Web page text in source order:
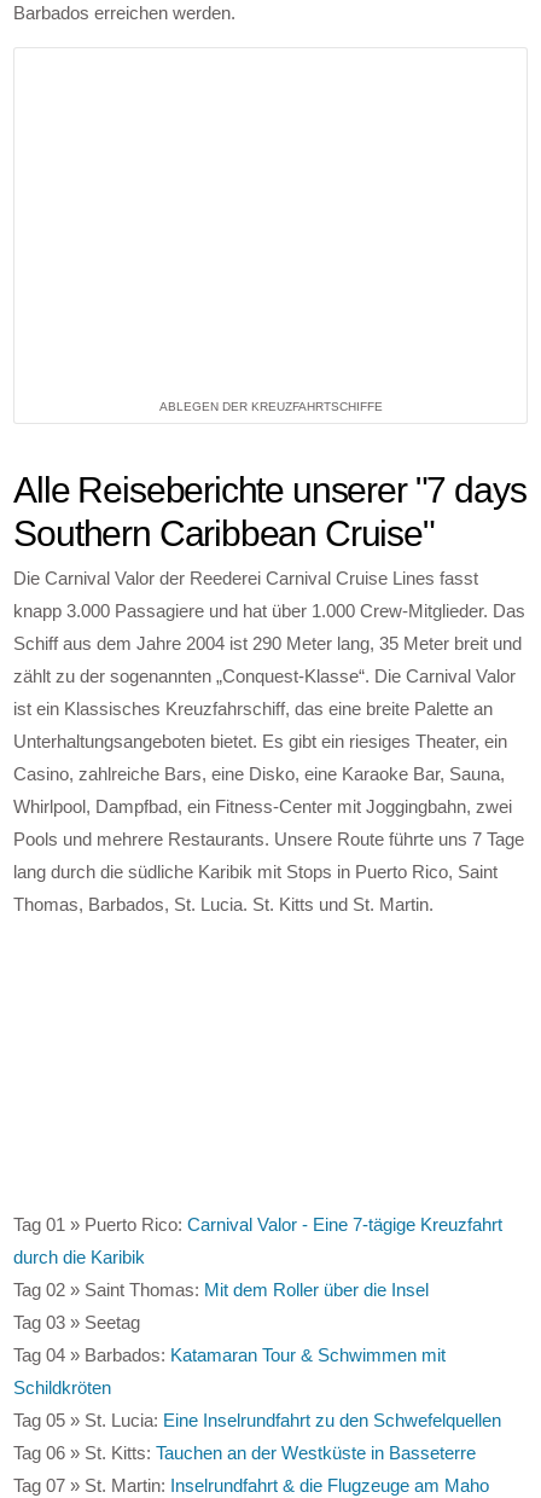
Barbados erreichen werden.
ABLEGEN DER KREUZFAHRTSCHIFFE
Alle Reiseberichte unserer "7 days
Southern Caribbean Cruise"
Die Carnival Valor der Reederei Carnival Cruise Lines fasst
knapp 3.000 Passagiere und hat über 1.000 Crew-Mitglieder. Das
Schiff aus dem Jahre 2004 ist 290 Meter lang, 35 Meter breit und
zählt zu der sogenannten „Conquest-Klasse“. Die Carnival Valor
ist ein Klassisches Kreuzfahrschiff, das eine breite Palette an
Unterhaltungsangeboten bietet. Es gibt ein riesiges Theater, ein
Casino, zahlreiche Bars, eine Disko, eine Karaoke Bar, Sauna,
Whirlpool, Dampfbad, ein Fitness-Center mit Joggingbahn, zwei
Pools und mehrere Restaurants. Unsere Route führte uns 7 Tage
lang durch die südliche Karibik mit Stops in Puerto Rico, Saint
Thomas, Barbados, St. Lucia. St. Kitts und St. Martin.
Tag 01 » Puerto Rico:Carnival Valor - Eine 7-tägige Kreuzfahrt
durch die Karibik
Tag 02 » Saint Thomas: Mit dem Roller über die Insel
Tag 03 » Seetag
Tag 04 » Barbados: Katamaran Tour & Schwimmen mit
Schildkröten
Tag 05 » St. Lucia: Eine Inselrundfahrt zu den Schwefelquellen
Tag 06 » St. Kitts:Tauchen an der Westküste in Basseterre
Tag 07 » St. Martin: Inselrundfahrt & die Flugzeuge am Maho